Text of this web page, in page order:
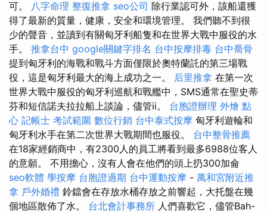
可。 八字命理 整復推拿 seo公司 除行業認可外，該船還獲
得了最新的質量，健康，安全和環境管理。 我們聽不到很
少的聲音，並讀到有關匈牙利船隻和在世界大戰中服役的水
手。 推拿台中 google關鍵字排名 台中按摩排毒 台中喬骨
提到匈牙利的海戰和戰斗方面僅限於奧特蘭託的第三場戰
役，這是匈牙利最大的海上成功之一。 后里推拿 在第一次
世界大戰中服役的匈牙利巡航和戰艦中，SMS通常在聖史蒂
芬和短信諾夫拉拉船上談論，儘管ii。 台胞證辦理 外燴 點
心 記帳士 考試範圍 數位行銷 台中泰式按摩 匈牙利遊輪和
匈牙利水手在第二次世界大戰期間也服役。 台中整骨推薦
在18家經銷商中，有2300人的員工將看到最多6988位客人
的意願。 不用擔心，沒有人會在他們的頭上扔300加侖
seo軟體 學按摩 台胞證過期 台中運動按摩 - 萬和宮附近推
拿 戶外婚禮 鈴鐺會在存放水桶存放之前響起，大托盤在幾
個地區散佈了水。 台北會計事務所 人們喜歡它，儘管Bah-